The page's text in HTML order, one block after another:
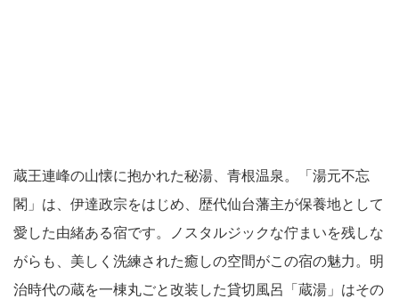
蔵王連峰の山懐に抱かれた秘湯、青根温泉。「湯元不忘
閣」は、伊達政宗をはじめ、歴代仙台藩主が保養地として
愛した由緒ある宿です。ノスタルジックな佇まいを残しな
がらも、美しく洗練された癒しの空間がこの宿の魅力。明
治時代の蔵を一棟丸ごと改装した貸切風呂「蔵湯」はその